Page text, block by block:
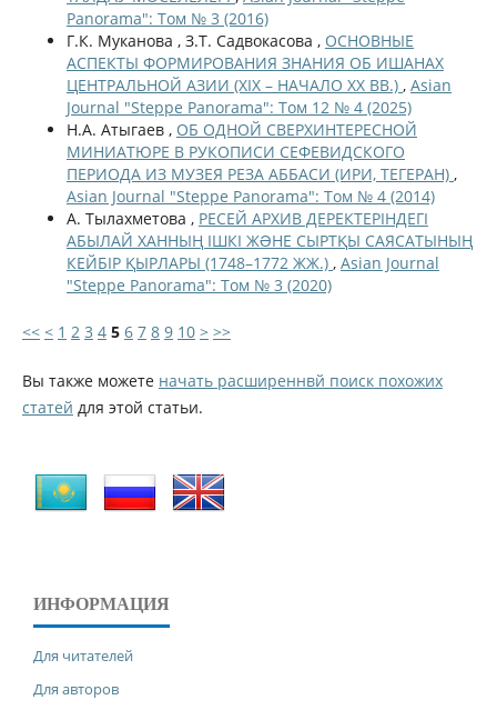
Panorama": Том № 3 (2016)
Г.К. Муканова , З.Т. Садвокасова , ОСНОВНЫЕ
АСПЕКТЫ ФОРМИРОВАНИЯ ЗНАНИЯ ОБ ИШАНАХ
ЦЕНТРАЛЬНОЙ АЗИИ (XIX – НАЧАЛО XX ВВ.) , Asian
Journal "Steppe Panorama": Том 12 № 4 (2025)
Н.А. Атыгаев , ОБ ОДНОЙ СВЕРХИНТЕРЕСНОЙ
МИНИАТЮРЕ В РУКОПИСИ СЕФЕВИДСКОГО
ПЕРИОДА ИЗ МУЗЕЯ РЕЗА АББАСИ (ИРИ, ТЕГЕРАН) ,
Asian Journal "Steppe Panorama": Том № 4 (2014)
А. Тылахметова , РЕСЕЙ АРХИВ ДЕРЕКТЕРІНДЕГІ
АБЫЛАЙ ХАННЫҢ ІШКІ ЖƏНЕ СЫРТҚЫ САЯСАТЫНЫҢ
КЕЙБІР ҚЫРЛАРЫ (1748–1772 ЖЖ.) , Asian Journal
"Steppe Panorama": Том № 3 (2020)
<< < 1 2 3 4 5 6 7 8 9 10 > >>
Вы также можете начать расширеннвй поиск похожих
статей для этой статьи.
ИНФОРМАЦИЯ
Для читателей
Для авторов